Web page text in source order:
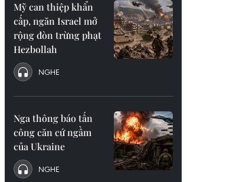
Mỹ can thiệp khẩn
cấp, ngăn Israel mở
rộng đòn trừng phạt
Hezbollah
NGHE
Nga thông báo tấn
công căn cứ ngầm
của Ukraine
NGHE